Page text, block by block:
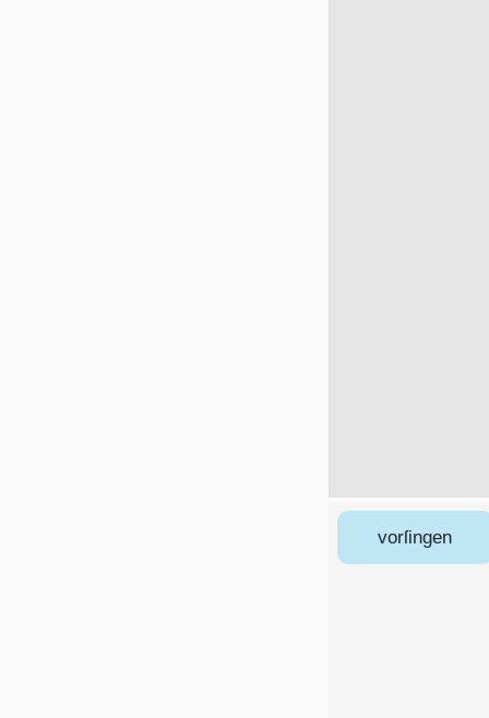
vorſingen